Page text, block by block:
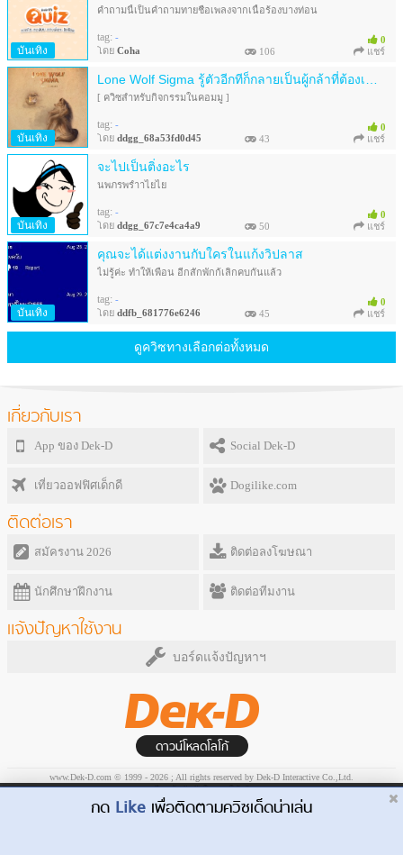
Dek-D.com ใช้คุกกี้เพื่อพัฒนาประสบการณ์ของ
0
คำถามนี้เป็นคำถามทายชื่อเพลงจากเนื้อร้องบางท่อน
tag: -
โดย Coha 106 แชร์
บันเทิง
0
[ ควิซสำหรับกิจกรรมในคอมมู ]
tag: -
โดย ddgg_68a53fd0d45 43 แชร์
บันเทิง
จะไปเป็นติ่งอะไร
0
นพภรพรำาไยไย
tag: -
โดย ddgg_67c7e4ca4a9 50 แชร์
บันเทิง
คุณจะได้แต่งงานกับใครในแก้งวิปลาส
0
ไม่รู้ค่ะ ทำให้เพื่อน อีกสักพักก้เลิกคบกันแล้ว
tag: -
โดย ddfb_681776e6246 45 แชร์
บันเทิง
ดูควิซทางเลือกต่อทั้งหมด
เกี่ยวกับเรา
App ของ Dek-D Social Dek-D
เที่ยวออฟฟิศเด็กดี Dogilike.com
ติดต่อเรา
สมัครงาน 2026 ติดต่อลงโฆษณา
นักศึกษาฝึกงาน ติดต่อทีมงาน
แจ้งปัญหาใช้งาน
บอร์ดแจ้งปัญหาฯ
ดาวน์โหลดโลโก้
www.Dek-D.com © 1999 - 2026 ; All rights reserved by Dek-D Interactive Co.,Ltd.
ระเบียบข้อบังคับในการใช้บริการ
กด Like เพื่อติดตามควิซเด็ดน่าเล่น